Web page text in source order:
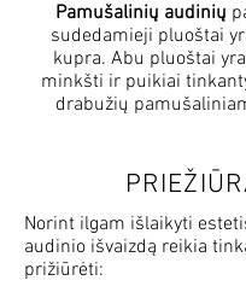
Pamušalinių audinių
sudedamieji pluoštai
kupra. Abu pluoštai
minkšti ir puikiai
drabužių
Norint ilgam išlaikyti
audinio išvaizdą reikia
prižiūrėti: